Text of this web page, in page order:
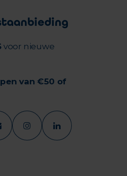
voor nieuwe
van €50 of